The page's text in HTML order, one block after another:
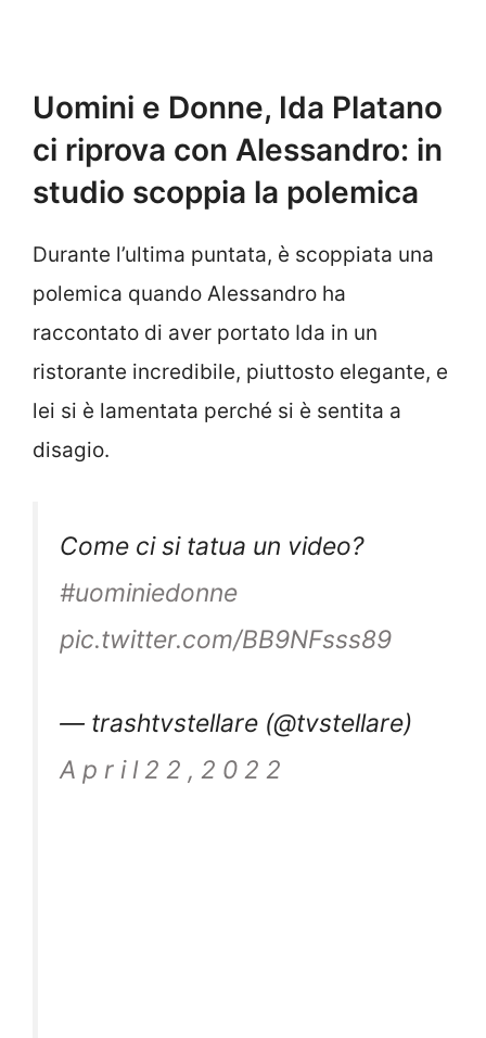
Uomini e Donne, Ida Platano
ci riprova con Alessandro: in
studio scoppia la polemica
Durante l’ultima puntata, è scoppiata una
polemica quando Alessandro ha
raccontato di aver portato Ida in un
ristorante incredibile, piuttosto elegante, e
lei si è lamentata perché si è sentita a
disagio.
Come ci si tatua un video?
#uominiedonne
pic.twitter.com/BB9NFsss89
— trashtvstellare (@tvstellare)
A p r i l 2 2 , 2 0 2 2